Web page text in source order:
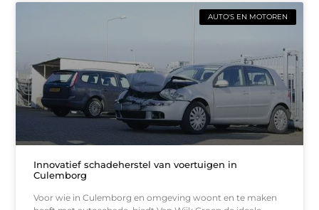
AUTO'S EN MOTOREN
Innovatief schadeherstel van voertuigen in
Culemborg
Voor wie in Culemborg en omgeving woont en te maken